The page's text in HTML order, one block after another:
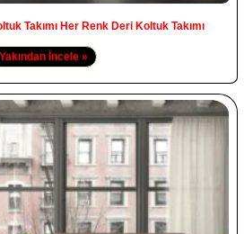
Takımı Her Renk Deri Koltuk Takımı
Yakından İncele »